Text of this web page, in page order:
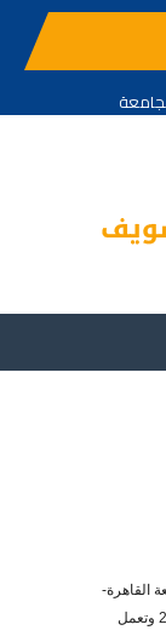
القاهرة-
فرع الفيوم بالقرار الوزاري رقم 2200 لعام 2003 وتعمل